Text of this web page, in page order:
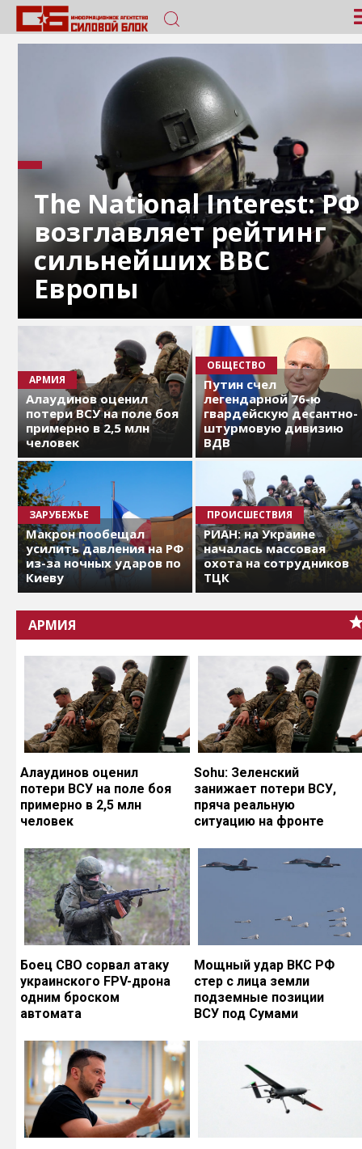
The National Interest: РФ
возглавляет рейтинг
сильнейших ВВС
Европы
АРМИЯ
Алаудинов оценил
потери ВСУ на поле боя
примерно в 2,5 млн
человек
ОБЩЕСТВО
Путин счел
легендарной 76-ю
гвардейскую десантно-
штурмовую дивизию
ВДВ
ЗАРУБЕЖЬЕ
Макрон пообещал
усилить давления на РФ
из-за ночных ударов по
Киеву
ПРОИСШЕСТВИЯ
РИАН: на Украине
началась массовая
охота на сотрудников
ТЦК
АРМИЯ
Алаудинов оценил
потери ВСУ на поле боя
примерно в 2,5 млн
человек
Sohu: Зеленский
занижает потери ВСУ,
пряча реальную
ситуацию на фронте
Боец СВО сорвал атаку
украинского FPV-дрона
одним броском
автомата
Мощный удар ВКС РФ
стер с лица земли
подземные позиции
ВСУ под Сумами